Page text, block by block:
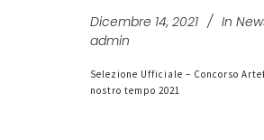
Dicembre 14, 2021 In
admin
Selezione Ufficiale – Concorso
nostro tempo 2021